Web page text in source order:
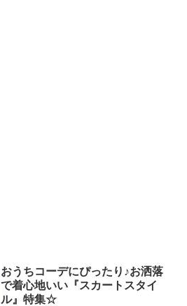
おうちコーデにぴったり♪お洒落
で着心地いい『スカートスタイ
ル』特集☆